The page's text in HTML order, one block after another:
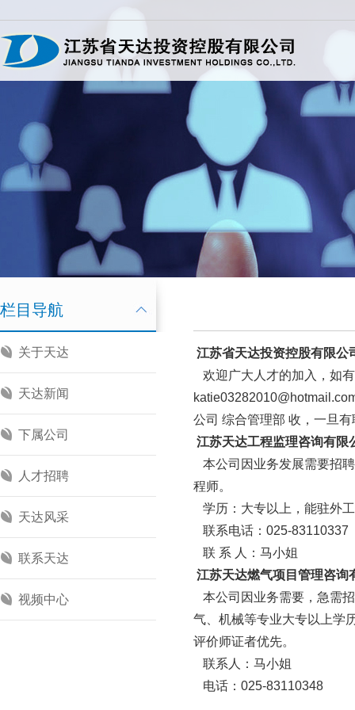
栏目导航
关于天达
天达新闻
下属公司
人才招聘
天达风采
联系天达
视频中心
江苏省天达投资控股有限公
欢迎广大人才的加入，如
公司 综合管理部 收，一旦
江苏天达工程监理咨询有限
本公司因业务发展需要招
程师。
学历：大专以上，能驻外
联系电话：025-
联 系 人：马小姐
江苏天达燃气项目管理咨询
本公司因业务需要，急需
气、机械等专业大专以上学
评价师证者优先。
联系人：马小姐
电话：025-83110348